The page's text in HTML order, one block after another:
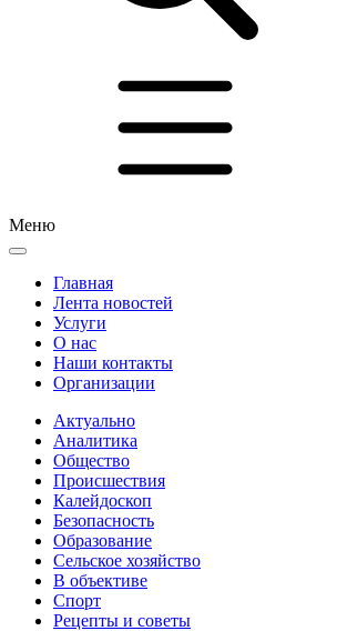
Меню
Главная
Лента новостей
Услуги
О нас
Наши контакты
Организации
Актуально
Аналитика
Общество
Происшествия
Калейдоскоп
Безопасность
Образование
Сельское хозяйство
В объективе
Спорт
Рецепты и советы